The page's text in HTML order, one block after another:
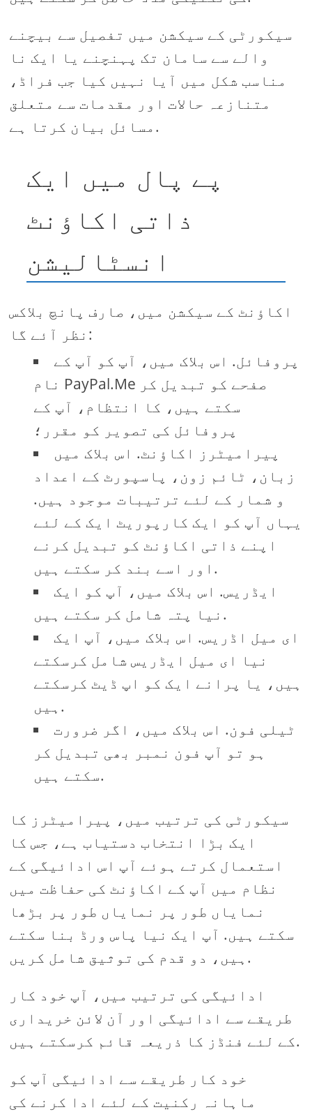
سیکورٹی کے سیکشن میں تفصیل سے بیچنے
والے سے سامان تک پہنچنے یا ایک نا
مناسب شکل میں آیا نہیں کیا جب فراڈ،
متنازعہ حالات اور مقدمات سے متعلق
مسائل بیان کرتا ہے.
پے پال میں ایک
ذاتی اکاؤنٹ
انسٹالیشن
اکاؤنٹ کے سیکشن میں، صارف پانچ بلاکس
نظر آئے گا:
پروفائل. اس بلاک میں، آپ کو آپ کے
نام PayPal.Me صفحے کو تبدیل کر
سکتے ہیں، کا انتظام، آپ کے
پروفائل کی تصویر کو مقرر؛
پیرامیٹرز اکاؤنٹ. اس بلاک میں
زبان، ٹائم زون، پاسپورٹ کے اعداد
و شمار کے لئے ترتیبات موجود ہیں.
یہاں آپ کو ایک کارپوریٹ ایک کے لئے
اپنے ذاتی اکاؤنٹ کو تبدیل کرنے
اور اسے بند کر سکتے ہیں.
ایڈریس. اس بلاک میں، آپ کو ایک
نیا پتہ شامل کر سکتے ہیں.
ای میل اڈریس. اس بلاک میں، آپ ایک
نیا ای میل ایڈریس شامل کرسکتے
ہیں، یا پرانے ایک کو اپ ڈیٹ کرسکتے
ہیں.
ٹیلی فون. اس بلاک میں، اگر ضرورت
ہو تو آپ فون نمبر بھی تبدیل کر
سکتے ہیں.
سیکورٹی کی ترتیب میں، پیرامیٹرز کا
ایک بڑا انتخاب دستیاب ہے، جس کا
استعمال کرتے ہوئے آپ اس ادائیگی کے
نظام میں آپ کے اکاؤنٹ کی حفاظت میں
نمایاں طور پر نمایاں طور پر بڑھا
سکتے ہیں. آپ ایک نیا پاس ورڈ بنا سکتے
ہیں، دو قدم کی توثیق شامل کریں.
ادائیگی کی ترتیب میں، آپ خود کار
طریقے سے ادائیگی اور آن لائن خریداری
کے لئے فنڈز کا ذریعہ قائم کرسکتے ہیں.
خود کار طریقے سے ادائیگی آپ کو
ماہانہ رکنیت کے لئے ادا کرنے کی